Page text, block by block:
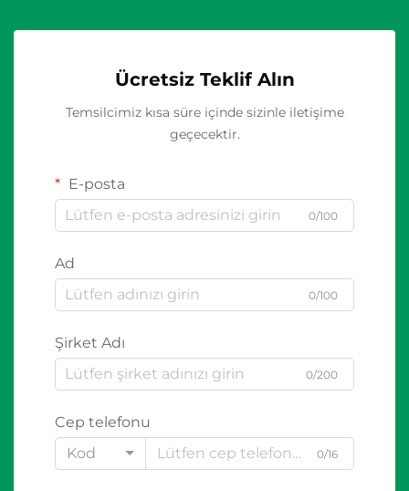
Ücretsiz Teklif Alın
Temsilcimiz kısa süre içinde sizinle iletişime
geçecektir.
E-posta
0/100
Ad
0/100
Şirket Adı
0/200
Cep telefonu
Kod
0/16